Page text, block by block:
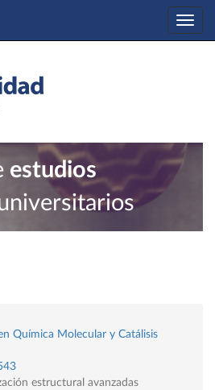
estudios
Química Molecular y Catálisis
estructural avanzadas